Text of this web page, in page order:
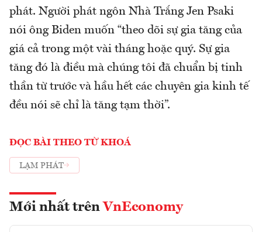
phát. Người phát ngôn Nhà Trắng Jen Psaki
nói ông Biden muốn “theo dõi sự gia tăng của
giá cả trong một vài tháng hoặc quý. Sự gia
tăng đó là điều mà chúng tôi đã chuẩn bị tinh
thần từ trước và hầu hết các chuyên gia kinh tế
đều nói sẽ chỉ là tăng tạm thời”.
ĐỌC BÀI THEO TỪ KHOÁ
LẠM PHÁT
Mới nhất trên VnEconomy